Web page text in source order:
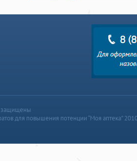
защищены
для повышения потенции “Моя аптека”